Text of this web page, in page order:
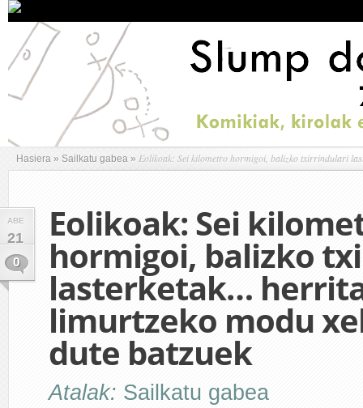
Hasiera » Sailkatu gabea » Eolikoak: Sei kilometro hormigoi, balizko txirrindulari
ABE
21
0
Eolikoak: Sei
hormigoi, balizko
lasterketak…
limurtzeko modu
dute batzuek
Atalak: Sailkatu gabea